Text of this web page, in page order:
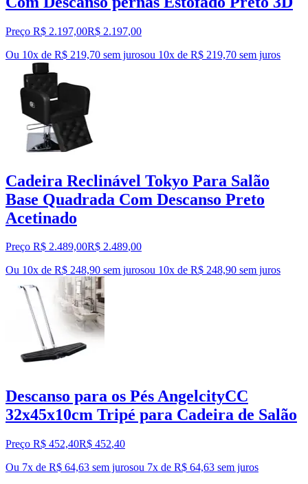
Preço R$ 2.197,00R$ 2.197,00
Ou 10x de R$ 219,70 sem jurosou 10x de R$ 219,70 sem juros
Cadeira Reclinável Tokyo Para Salão
Base Quadrada Com Descanso Preto
Acetinado
Preço R$ 2.489,00R$ 2.489,00
Ou 10x de R$ 248,90 sem jurosou 10x de R$ 248,90 sem juros
Descanso para os Pés AngelcityCC
32x45x10cm Tripé para Cadeira de Salão
Preço R$ 452,40R$ 452,40
Ou 7x de R$ 64,63 sem jurosou 7x de R$ 64,63 sem juros